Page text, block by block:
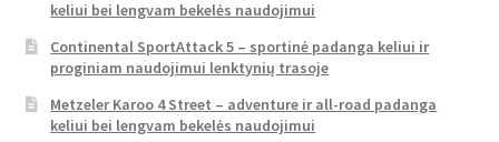
keliui bei lengvam bekelės naudojimui
Continental SportAttack 5 – sportinė padanga keliui ir
proginiam naudojimui lenktynių trasoje
Metzeler Karoo 4 Street – adventure ir all-road padanga
keliui bei lengvam bekelės naudojimui